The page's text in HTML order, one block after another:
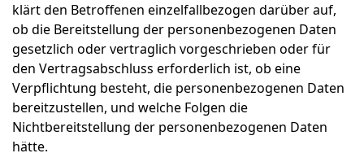
klärt den Betroffenen einzelfallbezogen darüber auf,
ob die Bereitstellung der personenbezogenen Daten
gesetzlich oder vertraglich vorgeschrieben oder für
den Vertragsabschluss erforderlich ist, ob eine
Verpflichtung besteht, die personenbezogenen Daten
bereitzustellen, und welche Folgen die
Nichtbereitstellung der personenbezogenen Daten
hätte.